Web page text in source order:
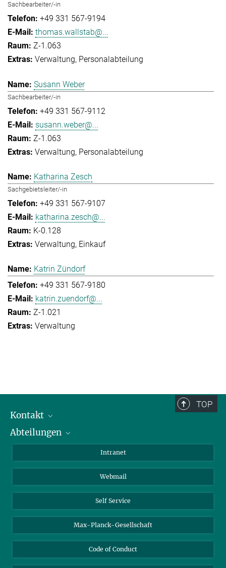
Sachbearbeiter/-in
+49 331 567-9194
thomas.wallstab@...
Z-1.063
Verwaltung Personalabteilung
Susann Weber
Sachbearbeiter/-in
+49 331 567-9112
susann.weber@...
Z-1.063
Verwaltung Personalabteilung
Katharina Zesch
Sachgebietsleiter/-in
+49 331 567-9107
katharina.zesch@...
K-0.128
Verwaltung Einkauf
Katrin Zündorf
+49 331 567-9180
katrin.zuendorf@...
Z-1.021
Verwaltung
TOP
Kontakt
Mitarbeiterverzeichnis
Abteilungen
Biomolekulare Systeme
Kolloidchemie
Nachhaltige und Bio-inspirierte Materialien
Intranet
Webmail
Self Service
Max-Planck-Gesellschaft
Code of Conduct